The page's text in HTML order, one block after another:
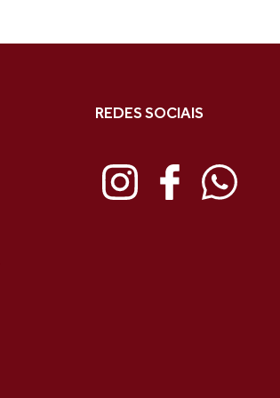
REDES SOCIAIS